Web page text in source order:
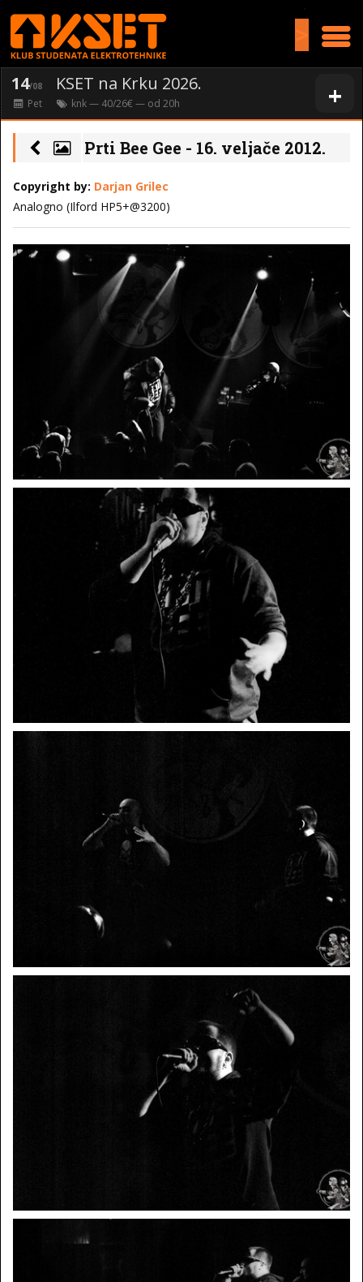
+
14/08 KSET na Krku 2026.
Pet knk— 40/26€ — od 20h
Prti Bee Gee - 16. veljače 2012.
Copyright by: Darjan Grilec
Analogno (Ilford HP5+@3200)